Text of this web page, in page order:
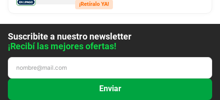
¡Retíralo YA!
Suscribite a nuestro newsletter
¡Recibí las mejores ofertas!
Enviar